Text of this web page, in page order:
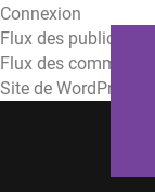
Connexion
Flux des publications
Flux des
Site de WordPress-